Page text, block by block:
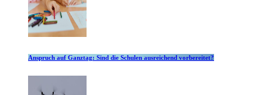
Anspruch auf Ganztag: Sind die Schulen ausreichend vorbereitet?